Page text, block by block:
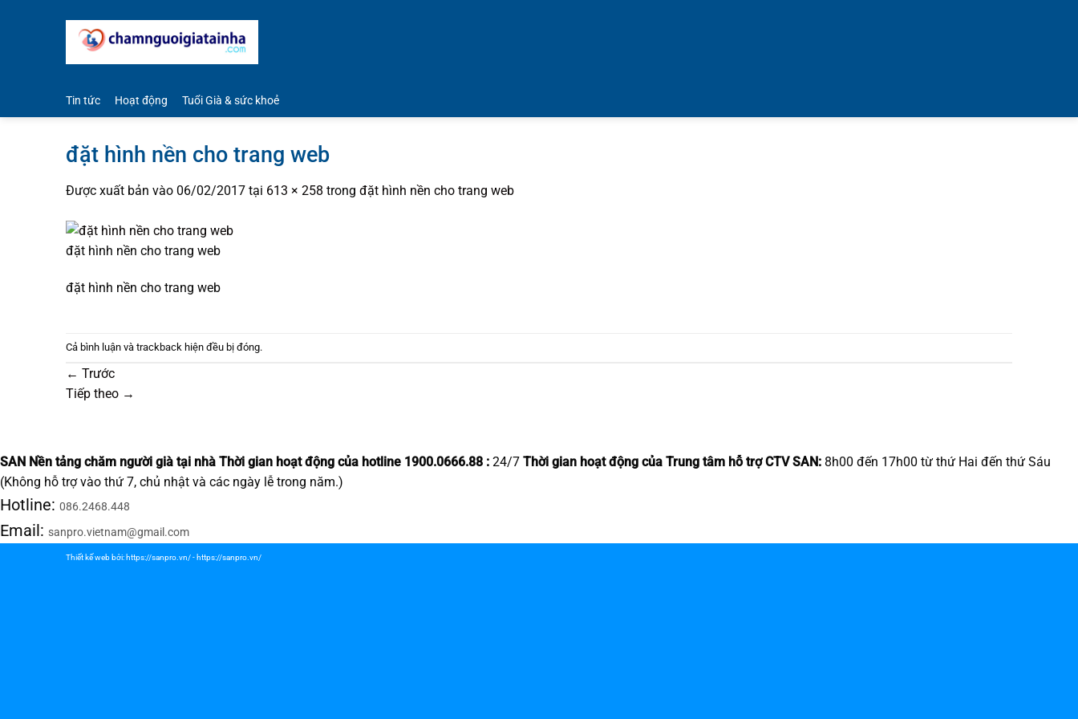
Tin tức Hoạt động Tuổi Già & sức khoẻ
đặt hình nền cho trang web
Được xuất bản vào 06/02/2017 tại 613 × 258 trong đặt hình nền cho trang web
đặt hình nền cho trang web
đặt hình nền cho trang web
Cả bình luận và trackback hiện đều bị đóng.
← Trước
Tiếp theo →
SAN Nền tảng chăm người già tại nhà Thời gian hoạt động của hotline 1900.0666.88 : 24/7 Thời gian hoạt động của Trung tâm hỗ trợ CTV SAN: 8h00 đến 17h00 từ thứ Hai đến thứ Sáu
(Không hỗ trợ vào thứ 7, chủ nhật và các ngày lễ trong năm.)
Hotline: 086.2468.448
Email: sanpro.vietnam@gmail.com
Thiết kế web bởi: https://sanpro.vn/- https://sanpro.vn/